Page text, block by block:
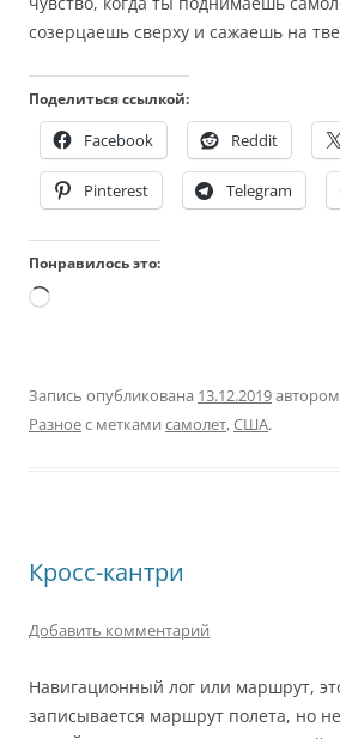
созерцаешь сверху и сажаешь на
Поделиться ссылкой:
Facebook Reddit
Pinterest Telegram
Понравилось это:
Загрузка…
Запись опубликована 13.12.2019автором
Разноес метками самолет,США.
Кросс-кантри
Добавить комментарий
Навигационный лог или маршрут,
записывается маршрут полета, но